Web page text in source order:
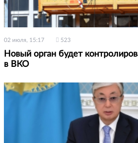
02 июля, 15:17 523
Новый орган будет
в ВКО